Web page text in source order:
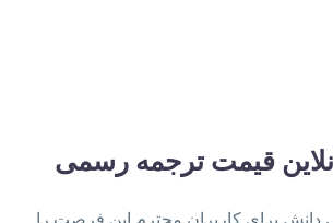
قیمت ترجمه رسمی
دانش برای کاربران محترم این فرصت را